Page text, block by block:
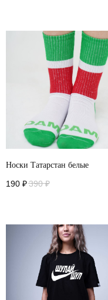
Носки Татарстан белые
190 ₽390 ₽